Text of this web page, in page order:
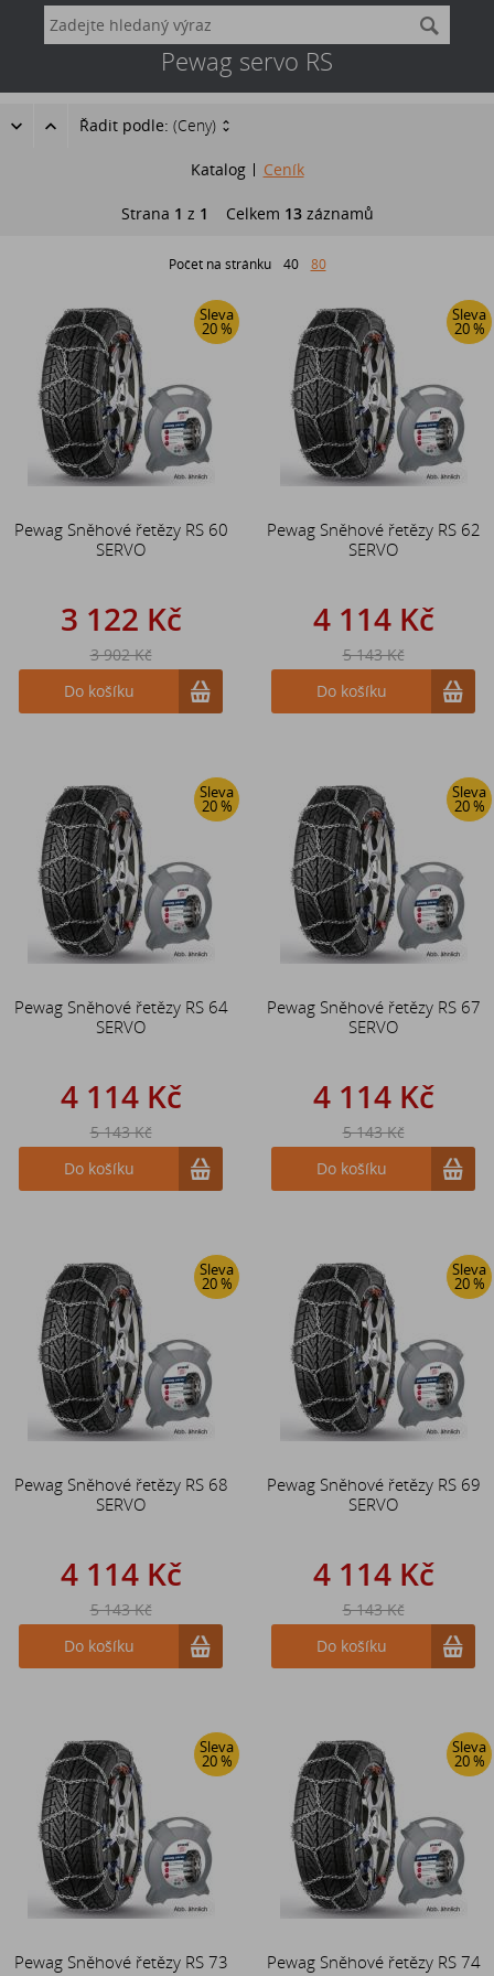
Pewag servo RS
Řadit podle: (Ceny)
Katalog Ceník
Strana 1 z 1 Celkem 13záznamů
Počet na stránku 40 80
Sleva
20 %
Pewag Sněhové řetězy RS 60
SERVO
3 122 Kč
3 902 Kč
Do košíku
Sleva
20 %
Pewag Sněhové řetězy RS 62
SERVO
4 114 Kč
5 143 Kč
Do košíku
Sleva
20 %
Pewag Sněhové řetězy RS 64
SERVO
4 114 Kč
5 143 Kč
Do košíku
Sleva
20 %
Pewag Sněhové řetězy RS 67
SERVO
4 114 Kč
5 143 Kč
Do košíku
Sleva
20 %
Pewag Sněhové řetězy RS 68
SERVO
4 114 Kč
5 143 Kč
Do košíku
Sleva
20 %
Pewag Sněhové řetězy RS 69
SERVO
4 114 Kč
5 143 Kč
Do košíku
Sleva
20 %
Pewag Sněhové řetězy RS 73
Sleva
20 %
Pewag Sněhové řetězy RS 74